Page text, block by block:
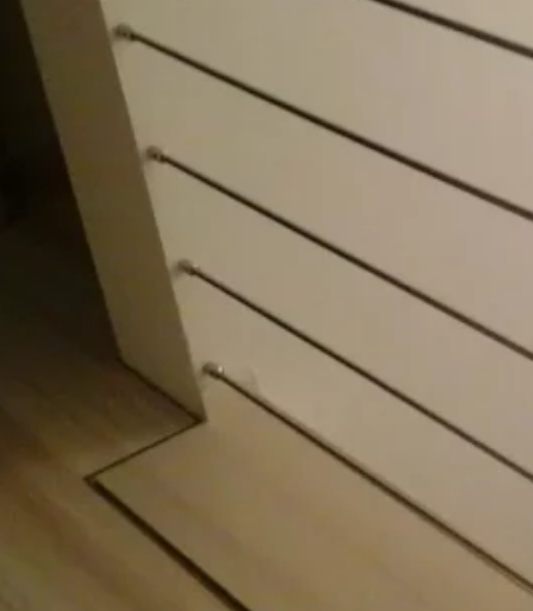
J3S s.r.o.
Bohumínská 1387/73 710 00
Ostrava - Slezská Ostrava
info@j3s.cz
IČ: 294 57 521 DIČ: CZ29457521
Majitel & jednatel
Jan Špatenka
spatenka@j3s.cz